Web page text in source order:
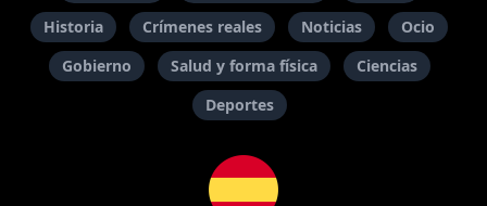
Historia
Crímenes reales Noticias
Ocio
Gobierno
Salud y forma física
Ciencias
Deportes